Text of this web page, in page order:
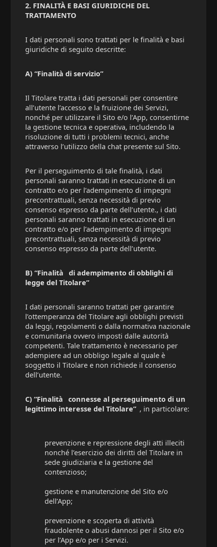
2. FINALITÀ E BASI GIURIDICHE DEL
TRATTAMENTO
I dati personali sono trattati per le finalità e basi
giuridiche di seguito descritte:
A) “Finalità di servizio”
Il Titolare tratta i dati personali per consentire
all’utente l’accesso e la fruizione dei Servizi,
nonché per utilizzare il Sito e/o l’App, consentirne
la gestione tecnica e operativa, includendo la
risoluzione di tutti i problemi tecnici, anche
attraverso l’utilizzo della chat presente sul Sito.
Per il perseguimento di tale finalità, i dati
personali saranno trattati in esecuzione di un
contratto e/o per l’adempimento di impegni
precontrattuali, senza necessità di previo
consenso espresso da parte dell’utente., i dati
personali saranno trattati in esecuzione di un
contratto e/o per l’adempimento di impegni
precontrattuali, senza necessità di previo
consenso espresso da parte dell’utente.
B) “Finalità di adempimento di obblighi di
legge del Titolare”
I dati personali saranno trattati per garantire
l’ottemperanza del Titolare agli obblighi previsti
da leggi, regolamenti o dalla normativa nazionale
e comunitaria ovvero imposti dalle autorità
competenti. Tale trattamento è necessario per
adempiere ad un obbligo legale al quale è
soggetto il Titolare e non richiede il consenso
dell’utente.
C) “Finalità connesse al perseguimento di un
legittimo interesse del Titolare” , in particolare:
prevenzione e repressione degli atti illeciti
nonché l’esercizio dei diritti del Titolare in
sede giudiziaria e la gestione del
contenzioso;
gestione e manutenzione del Sito e/o
dell’App;
prevenzione e scoperta di attività
fraudolente o abusi dannosi per il Sito e/o
per l’App e/o per i Servizi.